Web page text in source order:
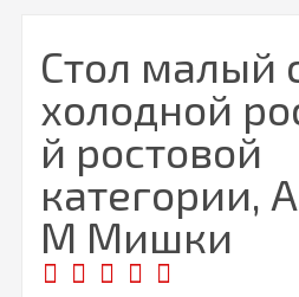
Стол малый
холодной
й ростовой
категории,
М Мишки